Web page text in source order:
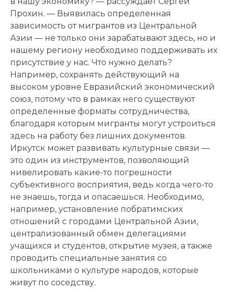
Прохин. — Выявилась определенная
зависимость от мигрантов из Центральной
Азии — не только они зарабатывают здесь, но и
нашему региону необходимо поддерживать их
присутствие у нас. Что нужно делать?
Например, сохранять действующий на
высоком уровне Евразийский экономический
союз, потому что в рамках него существуют
определенные форматы сотрудничества,
благодаря которым мигранты могут устроиться
здесь на работу без лишних документов.
Иркутск может развивать культурные связи —
это один из инструментов, позволяющий
нивелировать какие-то погрешности
субъективного восприятия, ведь когда чего-то
не знаешь, тогда и опасаешься. Необходимо,
например, установление побратимских
отношений с городами Центральной Азии,
централизованный обмен делегациями
учащихся и студентов, открытие музея, а также
проводить специальные занятия со
школьниками о культуре народов, которые
живут по соседству.